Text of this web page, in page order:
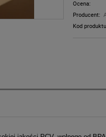
Ocena:
Producent:
Kod